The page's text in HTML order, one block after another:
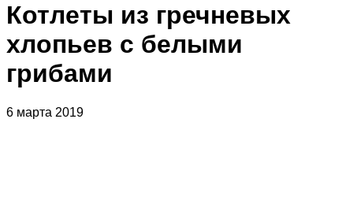
Котлеты из гречневых
хлопьев с белыми
грибами
6 марта 2019